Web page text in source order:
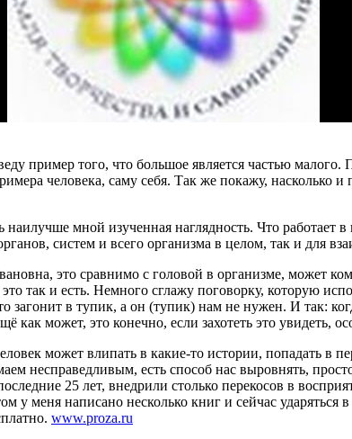
пример того, что большое является частью
человека, саму себя. Так же покажу, насколько
мной изученная наглядность. Что работает
систем и всего организма в целом, так и для
это сравнимо с головой в организме, может
так и есть. Немного сглажу поговорку, которую
в тупик, а он (тупик) нам не нужен. И так:
может, это конечно, если захотеть это увидеть,
может влипать в какие-то истории, попадать в
несправедливым, есть способ нас выровнять,
25 лет, внедрили столько перекосов в
меня написано несколько книг и сейчас ударяться
www.proza.ru